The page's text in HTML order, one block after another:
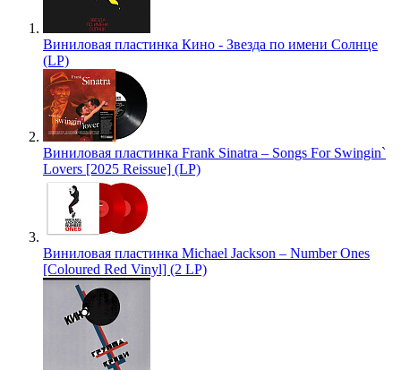
Виниловая пластинка Кино - Звезда по имени Солнце
(LP)
Виниловая пластинка Frank Sinatra – Songs For Swingin`
Lovers [2025 Reissue] (LP)
Виниловая пластинка Michael Jackson – Number Ones
[Coloured Red Vinyl] (2 LP)